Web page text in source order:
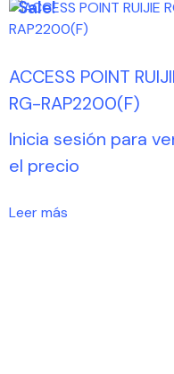
Sale!
ACCESS POINT
RG-RAP2200(F)
Inicia sesión para
el precio
Leer más